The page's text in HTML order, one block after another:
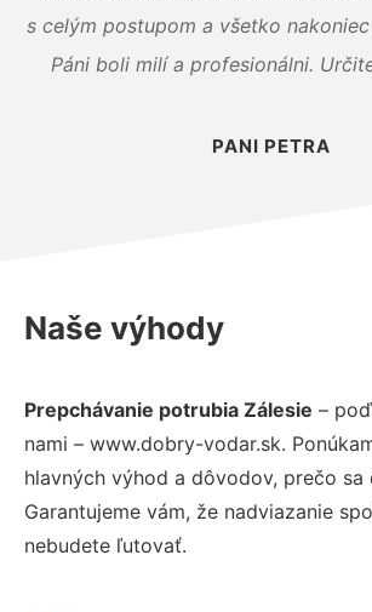
s celým postupom a všetko
Páni boli milí a profesionálni.
PANI PETRA
Naše výhody
Prepchávanie potrubia Zálesie –
nami – www.dobry-vodar.sk.
hlavných výhod a dôvodov, prečo sa
Garantujeme vám, že nadviazanie
nebudete ľutovať.